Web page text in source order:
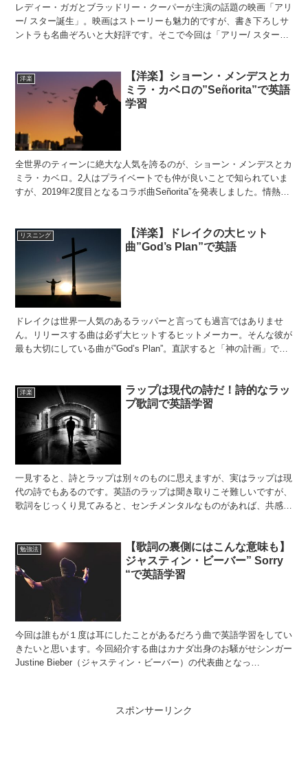
レディー・ガガとブラッドリー・クーパーが主演の話題の映画「アリ
ー/ スター誕生」。映画はストーリーも魅力的ですが、書き下ろしサ
ントラも名曲ぞろいと大好評です。そこで今回は「アリー/ スター誕
洋楽
【洋楽】ショーン・メンデスとカ
ミラ・カベロの”Señorita”で英語
学習
全世界のティーンに絶大な人気を誇るのが、ショーン・メンデスとカ
ミラ・カベロ。2人はプライベートでも仲が良いことで知られていま
すが、2019年2度目となるコラボ曲Señorita”を発表しました。情熱的
リスニング
【洋楽】ドレイクの大ヒット
曲”God’s Plan”で英語
ドレイクは世界一人気のあるラッパーと言っても過言ではありませ
ん。リリースする曲は必ず大ヒットするヒットメーカー。そんな彼が
最も大切にしている曲が”God’s Plan”。直訳すると「神の計画」です
洋楽
ラップは現代の詩だ！詩的なラッ
プ歌詞で英語学習
一見すると、詩とラップは別々のものに思えますが、実はラップは現
代の詩でもあるのです。英語のラップは聞き取りこそ難しいですが、
歌詞をじっくり見てみると、センチメンタルなものがあれば、共感を
勉強法
【歌詞の裏側にはこんな意味も】
ジャスティン・ビーバー” Sorry
“で英語学習
今回は誰もが１度は耳にしたことがあるだろう曲で英語学習をしてい
きたいと思います。今回紹介する曲はカナダ出身のお騒がせシンガー
Justine Bieber（ジャスティン・ビーバー）の代表曲となっ
スポンサーリンク